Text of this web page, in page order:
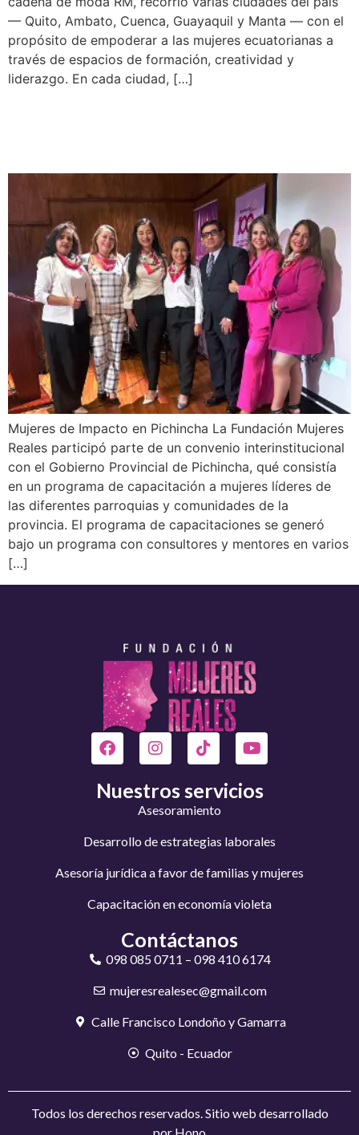
— Quito, Ambato, Cuenca, Guayaquil y Manta — con el
propósito de empoderar a las mujeres ecuatorianas a
través de espacios de formación, creatividad y
liderazgo. En cada ciudad, […]
Mujeres de Impacto en Pichincha La Fundación Mujeres
Reales participó parte de un convenio interinstitucional
con el Gobierno Provincial de Pichincha, qué consistía
en un programa de capacitación a mujeres líderes de
las diferentes parroquias y comunidades de la
provincia. El programa de capacitaciones se generó
bajo un programa con consultores y mentores en varios
[…]
Nuestros servicios
Asesoramiento
Desarrollo de estrategias laborales
Asesoría jurídica a favor de familias y mujeres
Capacitación en economía violeta
Contáctanos
098 085 0711 – 098 410 6174
mujeresrealesec@gmail.com
Calle Francisco Londoño y Gamarra
Quito - Ecuador
Todos los derechos reservados. Sitio web desarrollado